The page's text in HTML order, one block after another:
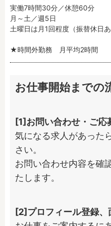
実働7時間30分／休憩60分
月～土／週5日
土曜日は月1回程度（振替休日あ
★時間外勤務　月平均2時間
お仕事開始までの
[1]お問い合わせ・ご応
気になる求人があった
さい。
お問い合わせ内容を確
たします。
[2]プロフィール登録、